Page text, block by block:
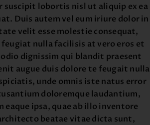
lobortis nisl ut aliquip ex ea
Duis autem vel eum iriure dolor in
velit esse molestie consequat,
nulla facilisis at vero eros et
dignissim qui blandit praesent
augue duis dolore te feugait nulla
unde omnis iste natus error
doloremque laudantium,
eaque ipsa, quae ab illo inventore
beatae vitae dicta sunt,